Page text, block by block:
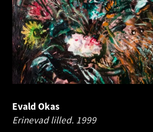
Evald Okas
Erinevad lilled. 1999